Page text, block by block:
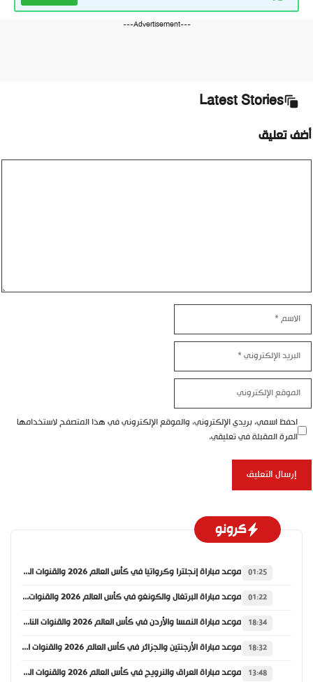
---Advertisement---
Latest Stories
أضف تعليق
الإلكتروني
الإلكتروني
احفظ اسمي، بريدي الإلكتروني، والموقع الإلكتروني في هذا المتصفح لاستخدامها
المرة المقبلة في تعليقي.
كرونو
01:25 موعد مباراة إنجلترا وكرواتيا في كأس العالم 2026 والقنوات الناقلة
01:22 موعد مباراة البرتغال والكونغو في كأس العالم 2026 والقنوات الناقلة
18:34 موعد مباراة النمسا والأردن في كأس العالم 2026 والقنوات الناقلة
18:32 موعد مباراة الأرجنتين والجزائر في كأس العالم 2026 والقنوات الناقلة
13:48 موعد مباراة العراق والنرويج في كأس العالم 2026 والقنوات الناقلة